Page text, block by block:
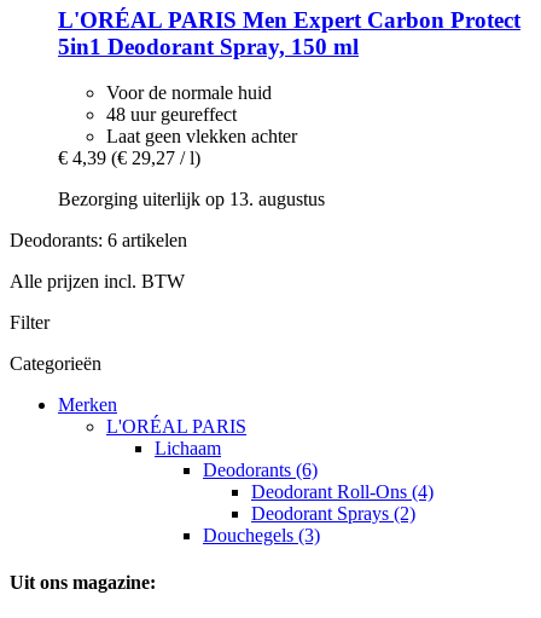
L'ORÉAL PARIS Men Expert Carbon Protect
5in1 Deodorant Spray, 150 ml
Voor de normale huid
48 uur geureffect
Laat geen vlekken achter
€ 4,39 (€ 29,27 / l)
Bezorging uiterlijk op 13. augustus
Deodorants: 6 artikelen
Alle prijzen incl. BTW
Filter
Categorieën
Merken
L'ORÉAL PARIS
Lichaam
Deodorants (6)
Deodorant Roll-Ons (4)
Deodorant Sprays (2)
Douchegels (3)
Uit ons magazine: